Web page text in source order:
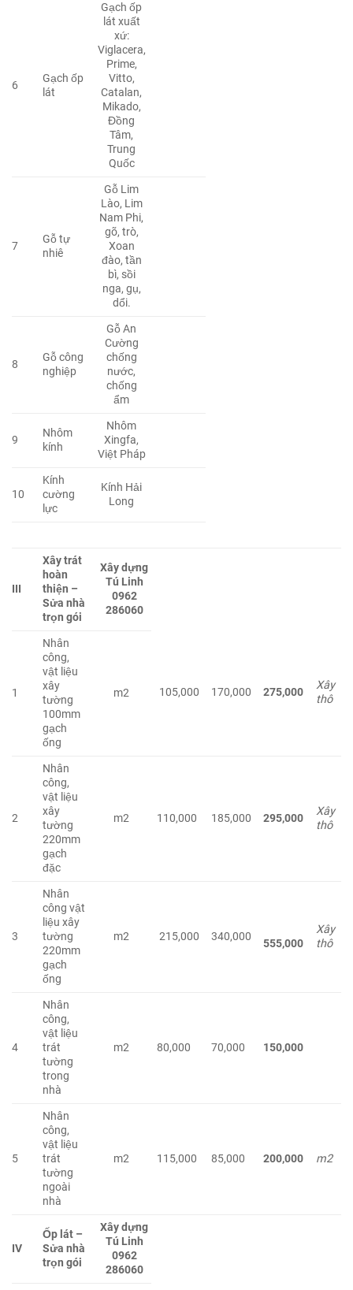
6
Gạch ốp
lát
Gạch ốp
lát xuất
xứ:
Viglacera,
Prime,
Vitto,
Catalan,
Mikado,
Đồng
Tâm,
Trung
Quốc
7
Gỗ tự
nhiê
Gỗ Lim
Lào, Lim
Nam Phi,
gõ, trò,
Xoan
đào, tần
bì, sồi
nga, gụ,
dổi.
8
Gỗ công
nghiệp
Gỗ An
Cường
chống
nước,
chống
ẩm
9
Nhôm
kính
Nhôm
Xingfa,
Việt Pháp
10
Kính
cường
lực
Kính Hải
Long
III
Xây trát
hoàn
thiện –
Sửa nhà
trọn gói
Xây dựng
Tú Linh
0962
286060
1
Nhân
công,
vật liệu
xây
tường
100mm
gạch
ống
m2 105,000 170,000 275,000
Xây
thô
2
Nhân
công,
vật liệu
xây
tường
220mm
gạch
đặc
m2 110,000 185,000 295,000
Xây
thô
3
Nhân
công vật
liệu xây
tường
220mm
gạch
ống
m2 215,000 340,000
555,000
Xây
thô
4
Nhân
công,
vật liệu
trát
tường
trong
nhà
m2 80,000 70,000 150,000
5
Nhân
công,
vật liệu
trát
tường
ngoài
nhà
m2 115,000 85,000 200,000 m2
IV
Ốp lát –
Sửa nhà
trọn gói
Xây dựng
Tú Linh
0962
286060